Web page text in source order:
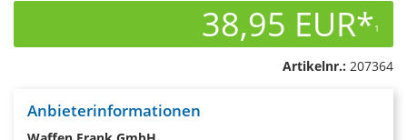
38,95 EUR*1
Artikelnr.: 207364
Anbieterinformationen